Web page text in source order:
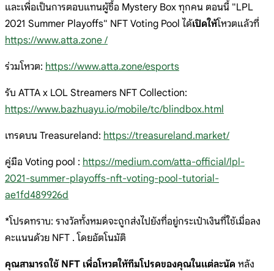
และเพื่อเป็นการตอบแทนผู้ซื้อ Mystery Box ทุกคน ตอนนี้ "LPL
2021 Summer Playoffs" NFT Voting Pool ได้เปิดให้โหวตแล้วที่
https://www.atta.zone /
ร่วมโหวต: https://www.atta.zone/esports
รับ ATTA x LOL Streamers NFT Collection:
https://www.bazhuayu.io/mobile/tc/blindbox.html
เทรดบน Treasureland: https://treasureland.market/
คู่มือ Voting pool : https://medium.com/atta-official/lpl-
2021-summer-playoffs-nft-voting-pool-tutorial-
ae1fd489926d
*โปรดทราบ: รางวัลทั้งหมดจะถูกส่งไปยังที่อยู่กระเป๋าเงินที่ใช้เมื่อลง
คะแนนด้วย NFT . โดยอัตโนมัติ
คุณสามารถใช้ NFT เพื่อโหวตให้ทีมโปรดของคุณในแต่ละนัด หลัง